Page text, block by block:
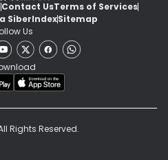
Contact UsTerms of Services
SiberIndexSitemap
Us
Rights Reserved.